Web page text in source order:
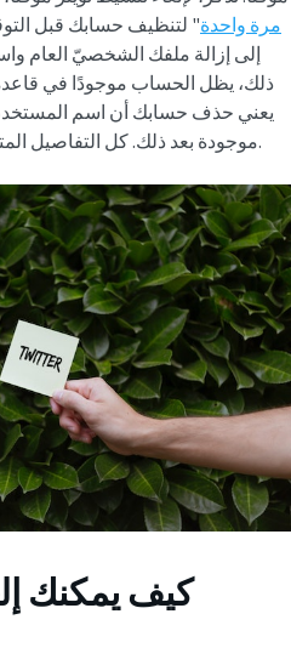
مرة واحدة" لتنظيف حسابك قبل
إلى إزالة ملفك الشخصيّ العام
ذلك، يظل الحساب موجودًا في قاعدة
يعني حذف حسابك أن اسم المستخدم
موجودة بعد ذلك. كل التفاصيل المتعلقة بالحساب تختفي إلى الأبد.
كيف يمكنك